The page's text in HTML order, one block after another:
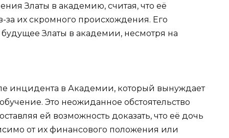
Златы в академию, считая, что её
за их скромного происхождения. Его
Златы в академии, несмотря на
инцидента в Академии, который вынуждает
Это неожиданное обстоятельство
ей возможность доказать, что её дочь
от их финансового положения или